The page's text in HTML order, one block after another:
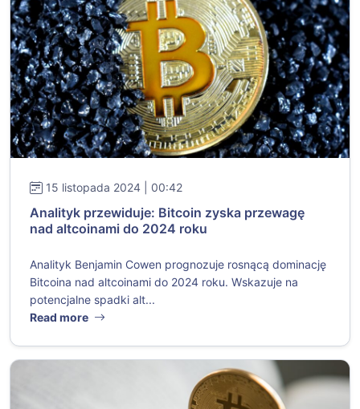
15 listopada 2024 | 00:42
Analityk przewiduje: Bitcoin zyska przewagę
nad altcoinami do 2024 roku
Analityk Benjamin Cowen prognozuje rosnącą dominację
Bitcoina nad altcoinami do 2024 roku. Wskazuje na
potencjalne spadki alt...
Read more